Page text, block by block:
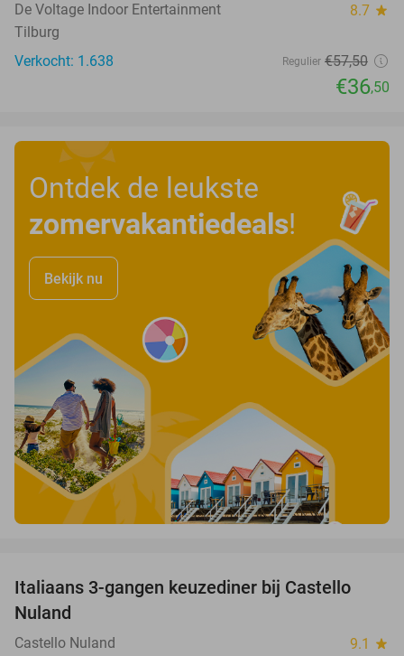
De Voltage Indoor Entertainment 8.7 star
Tilburg
Verkocht: 1.638
Regulier €57,50
€36,50
Ontdek de leukste
zomervakantiedeals!
Bekijk nu
24%
Italiaans 3-gangen keuzediner bij Castello
Nuland
Castello Nuland 9.1 star